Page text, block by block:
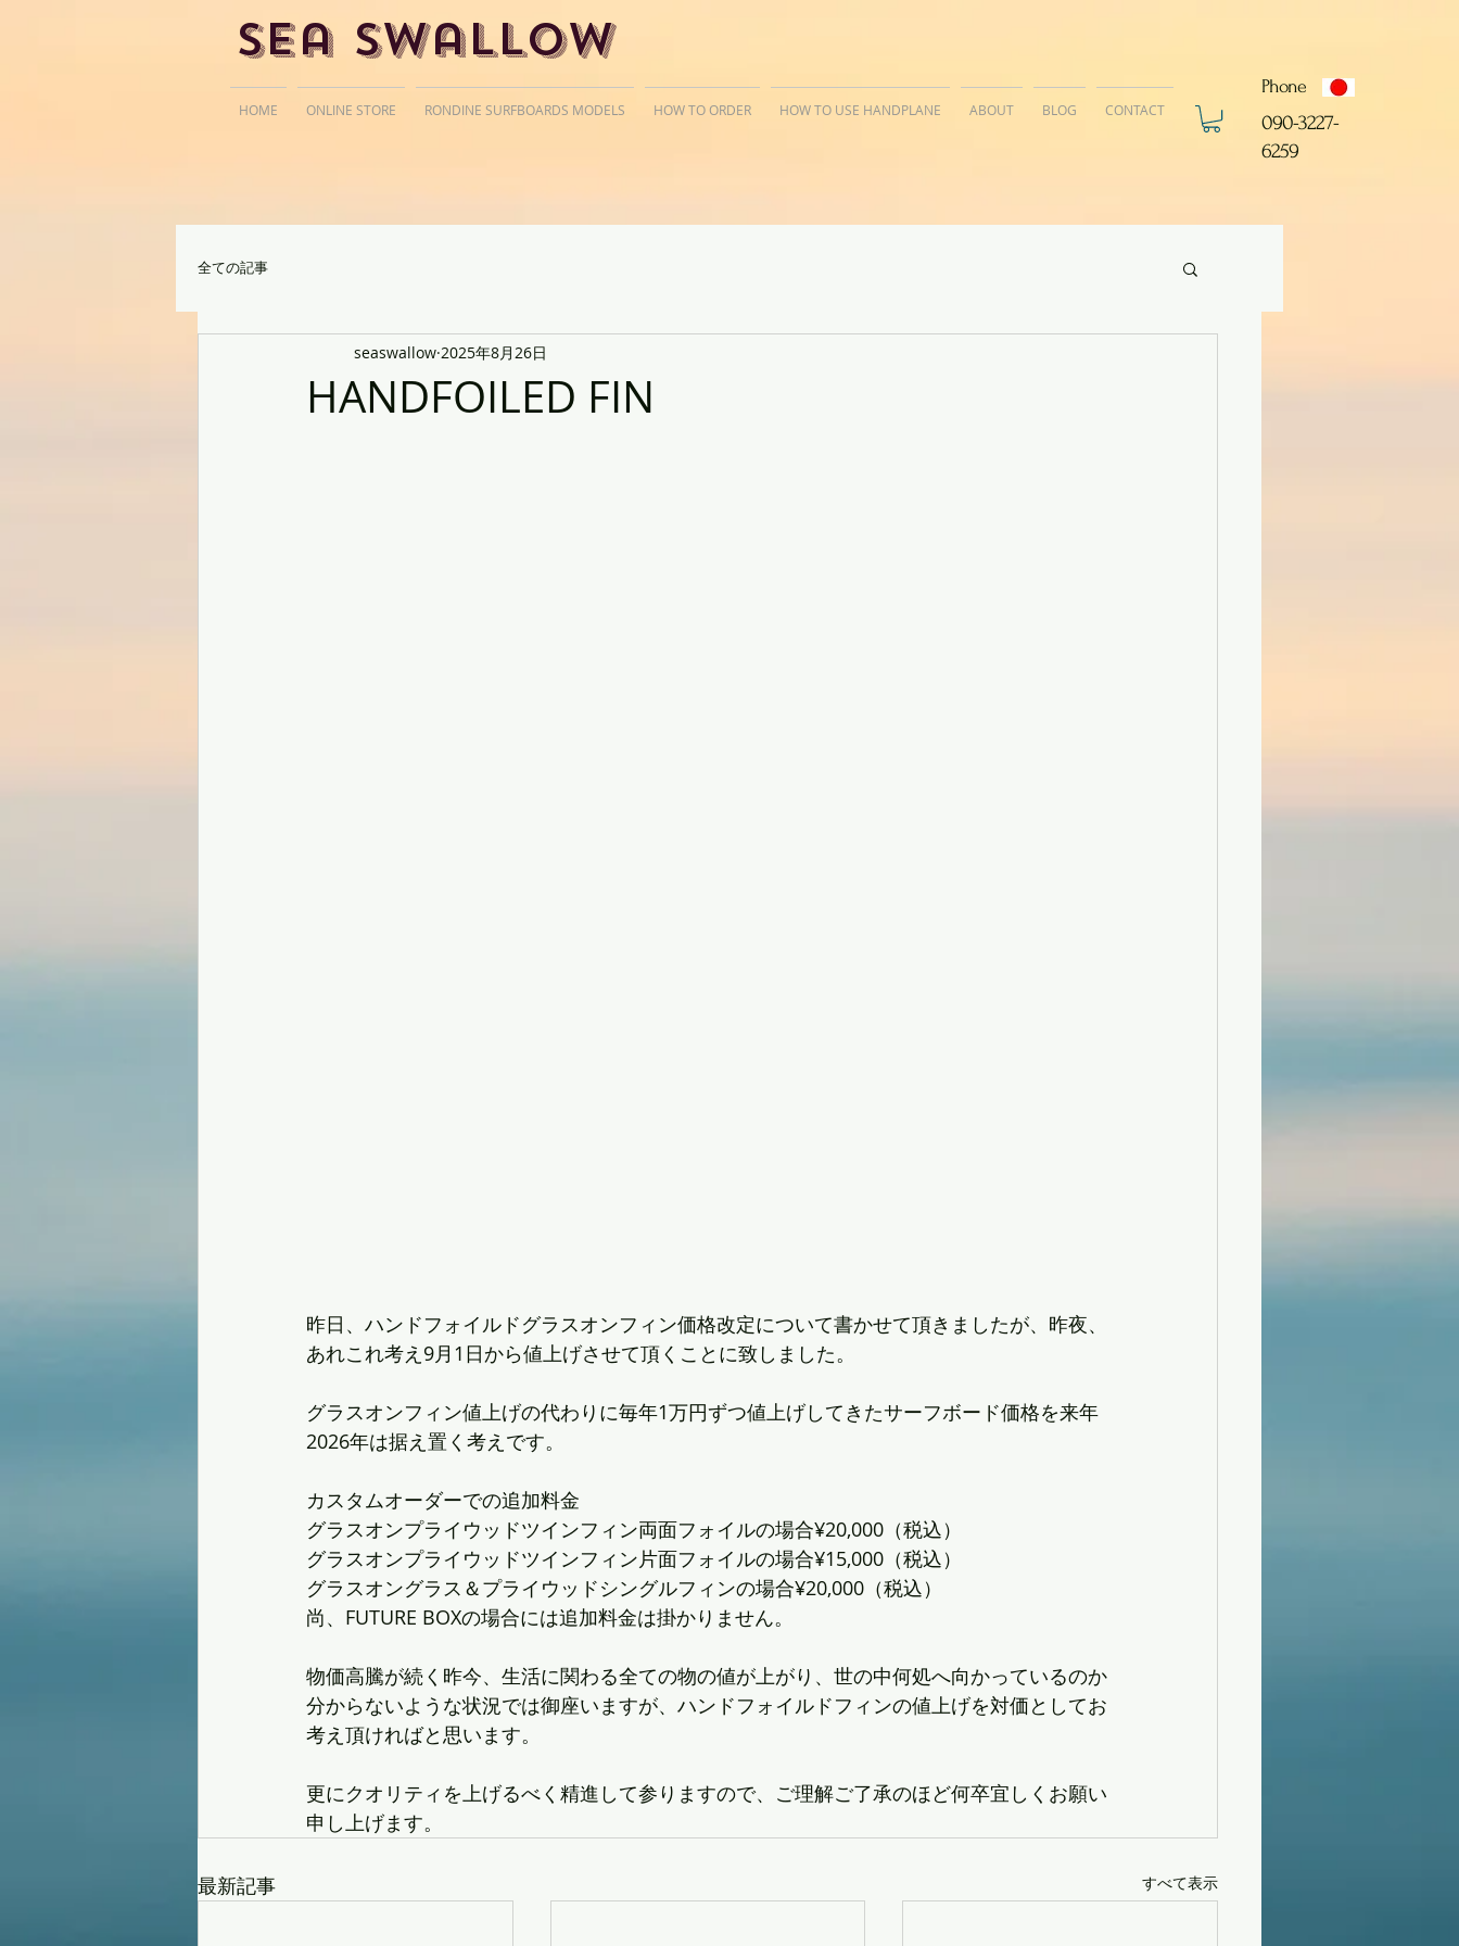
Sea Swallow
​090-3227-
6259
Phone
全ての記事
HANDFOILED FIN
seaswallow 2025年8月26日
昨日、ハンドフォイルドグラスオンフィン価格改定について書かせて頂きましたが、昨夜、
あれこれ考え9月1日から値上げさせて頂くことに致しました。
グラスオンフィン値上げの代わりに毎年1万円ずつ値上げしてきたサーフボード価格を来年
2026年は据え置く考えです。
カスタムオーダーでの追加料金
グラスオンプライウッドツインフィン両面フォイルの場合¥20,000（税込）
グラスオンプライウッドツインフィン片面フォイルの場合¥15,000（税込）
グラスオングラス＆プライウッドシングルフィンの場合¥20,000（税込）
尚、FUTURE BOXの場合には追加料金は掛かりません。
物価高騰が続く昨今、生活に関わる全ての物の値が上がり、世の中何処へ向かっているのか
分からないような状況では御座いますが、ハンドフォイルドフィンの値上げを対価としてお
考え頂ければと思います。
更にクオリティを上げるべく精進して参りますので、ご理解ご了承のほど何卒宜しくお願い
申し上げます。
最新記事 すべて表示
HOME ONLINE STORE RONDINE SURFBOARDS MODELS HOW TO ORDER HOW TO USE HANDPLANE ABOUT BLOG CONTACT